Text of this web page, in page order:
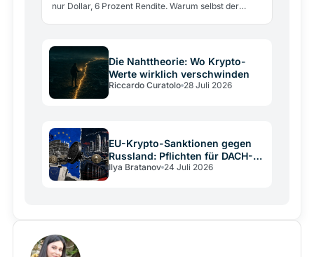
nur Dollar, 6 Prozent Rendite. Warum selbst der
Die Nahttheorie: Wo Krypto-
Werte wirklich verschwinden
Riccardo Curatolo 28 Juli 2026
EU-Krypto-Sanktionen gegen
Russland: Pflichten für DACH-
Betreiber
Ilya Bratanov 24 Juli 2026